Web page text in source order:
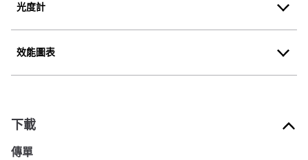
光度計
效能圖表
下載
傳單